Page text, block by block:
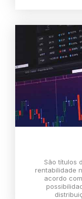
São títulos
rentabilidade
acordo